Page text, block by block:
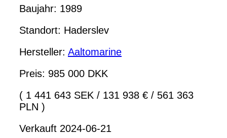
Baujahr: 1989
Standort: Haderslev
Hersteller: Aaltomarine
Preis: 985 000 DKK
( 1 441 643 SEK / 131 938 € / 561 363
PLN )
Verkauft 2024-06-21